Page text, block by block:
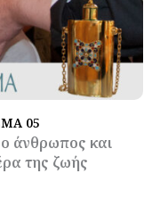
05
άνθρωπος και
της ζωής